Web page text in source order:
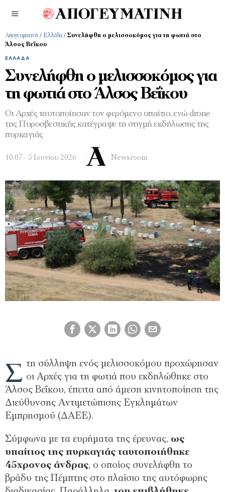
Απογευματινή / Ελλάδα / Συνελήφθη o μελισσοκόμος για τη φωτιά στο
Άλσος Βεΐκου
ΕΛΛΆΔΑ
Συνελήφθη o μελισσοκόμος για
τη φωτιά στο Άλσος Βεΐκου
Οι Αρχές ταυτοποίησαν τον φερόμενο υπαίτιο, ενώ drone
της Πυροσβεστικής κατέγραψε τη στιγμή εκδήλωσης της
πυρκαγιάς
10:07 - 5 Ιουνίου 2026 Newsroom
Σ τη σύλληψη ενός μελισσοκόμου προχώρησαν
οι Αρχές για τη φωτιά που εκδηλώθηκε στο
Άλσος Βεΐκου, έπειτα από άμεση κινητοποίηση της
Διεύθυνσης Αντιμετώπισης Εγκλημάτων
Εμπρησμού (ΔΑΕΕ).
Σύμφωνα με τα ευρήματα της έρευνας, ως
υπαίτιος της πυρκαγιάς ταυτοποιήθηκε
45χρονος άνδρας, ο οποίος συνελήφθη το
βράδυ της Πέμπτης στο πλαίσιο της αυτόφωρης